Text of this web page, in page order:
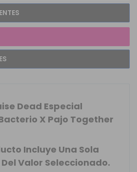
Dead Especial
X Pajo Together
Incluye Una Sola
Valor Seleccionado.